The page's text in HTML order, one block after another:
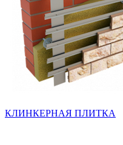
КЛИНКЕРНАЯ ПЛИТКА